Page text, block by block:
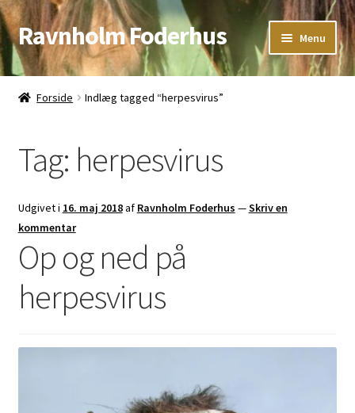
Spring
til
navigation
Spring
til
indhold
Ravnholm Foderhus Menu
Åbningstider
Forside Indlæg tagged “herpesvirus”
Tag: herpesvirus
Udgivet i 16. maj 2018af Ravnholm Foderhus —Skriv en
kommentar
Op og ned på
herpesvirus